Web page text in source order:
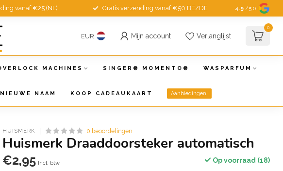
vanaf €25 (NL) Gratis verzending vanaf €50 BE/DE 4.9 /5.0
EUR Mijn account Verlanglijst
0
MACHINES SINGER® MOMENTO® WASPARFUM
NIEUWE NAAM KOOP CADEAUKAART Aanbiedingen!
HUISMERK 0 beoordelingen
Huismerk Draaddoorsteker automatisch
€2,95 Incl. btw Op voorraad (18)